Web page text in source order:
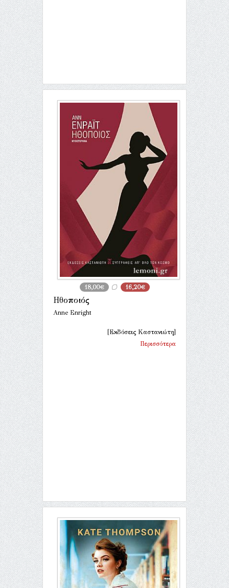
18,00€ 16,20€
Ηθοποιός
Anne Enright
[Εκδόσεις Καστανιώτη]
Περισσότερα